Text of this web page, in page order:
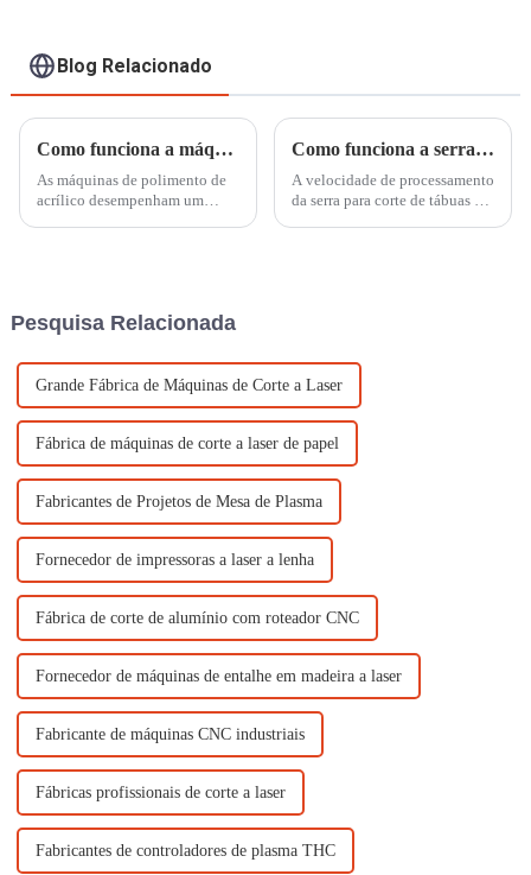
Blog Relacionado
Como funciona a máquina de polimento diamantado de acrílico?
As máquinas de polimento de
acrílico desempenham um
Como funciona a serra para cortar tábuas?
A velocidade de processamento
da serra para corte de tábuas é
Pesquisa Relacionada
Grande Fábrica de Máquinas de Corte a Laser
Fábrica de máquinas de corte a laser de papel
Fabricantes de Projetos de Mesa de Plasma
Fornecedor de impressoras a laser a lenha
Fábrica de corte de alumínio com roteador CNC
Fornecedor de máquinas de entalhe em madeira a laser
Fabricante de máquinas CNC industriais
Fábricas profissionais de corte a laser
Fabricantes de controladores de plasma THC